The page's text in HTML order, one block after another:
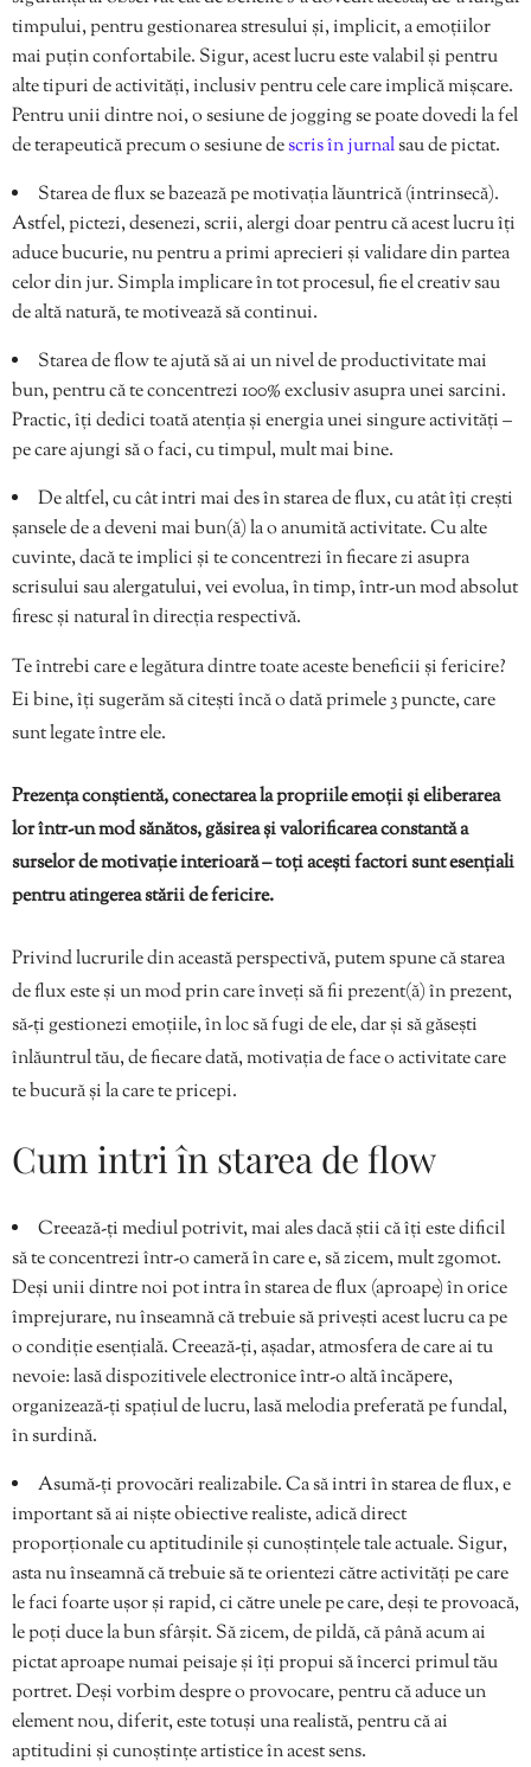
timpului, pentru gestionarea stresului și, implicit, a emoțiilor
mai puțin confortabile. Sigur, acest lucru este valabil și pentru
alte tipuri de activități, inclusiv pentru cele care implică mișcare.
Pentru unii dintre noi, o sesiune de jogging se poate dovedi la fel
de terapeutică precum o sesiune descris în jurnalsau de pictat.
Starea de flux se bazează pe motivația lăuntrică (intrinsecă).
Astfel, pictezi, desenezi, scrii, alergi doar pentru că acest lucru îți
aduce bucurie, nu pentru a primi aprecieri și validare din partea
celor din jur. Simpla implicare în tot procesul, fie el creativ sau
de altă natură, te motivează să continui.
Starea de flow te ajută să ai un nivel de productivitate mai
bun, pentru că te concentrezi 100% exclusiv asupra unei sarcini.
Practic, îți dedici toată atenția și energia unei singure activități –
pe care ajungi să o faci, cu timpul, mult mai bine.
De altfel, cu cât intri mai des în starea de flux, cu atât îți crești
șansele de a deveni mai bun(ă) la o anumită activitate. Cu alte
cuvinte, dacă te implici și te concentrezi în fiecare zi asupra
scrisului sau alergatului, vei evolua, în timp, într-un mod absolut
firesc și natural în direcția respectivă.
Te întrebi care e legătura dintre toate aceste beneficii și fericire?
Ei bine, îți sugerăm să citești încă o dată primele 3 puncte, care
sunt legate între ele.
Prezența conștientă, conectarea la propriile emoții și eliberarea
lor într-un mod sănătos, găsirea și valorificarea constantă a
surselor de motivație interioară – toți acești factori sunt esențiali
pentru atingerea stării de fericire.
Privind lucrurile din această perspectivă, putem spune că starea
de flux este și un mod prin care înveți să fii prezent(ă) în prezent,
să-ți gestionezi emoțiile, în loc să fugi de ele, dar și să găsești
înlăuntrul tău, de fiecare dată, motivația de face o activitate care
te bucură și la care te pricepi.
Cum intri în starea de flow
Creează-ți mediul potrivit, mai ales dacă știi că îți este dificil
să te concentrezi într-o cameră în care e, să zicem, mult zgomot.
Deși unii dintre noi pot intra în starea de flux (aproape) în orice
împrejurare, nu înseamnă că trebuie să privești acest lucru ca pe
o condiție esențială. Creează-ți, așadar, atmosfera de care ai tu
nevoie: lasă dispozitivele electronice într-o altă încăpere,
organizează-ți spațiul de lucru, lasă melodia preferată pe fundal,
în surdină.
Asumă-ți provocări realizabile. Ca să intri în starea de flux, e
important să ai niște obiective realiste, adică direct
proporționale cu aptitudinile și cunoștințele tale actuale. Sigur,
asta nu înseamnă că trebuie să te orientezi către activități pe care
le faci foarte ușor și rapid, ci către unele pe care, deși te provoacă,
le poți duce la bun sfârșit. Să zicem, de pildă, că până acum ai
pictat aproape numai peisaje și îți propui să încerci primul tău
portret. Deși vorbim despre o provocare, pentru că aduce un
element nou, diferit, este totuși una realistă, pentru că ai
aptitudini și cunoștințe artistice în acest sens.